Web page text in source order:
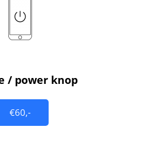
/ power knop
€60,-